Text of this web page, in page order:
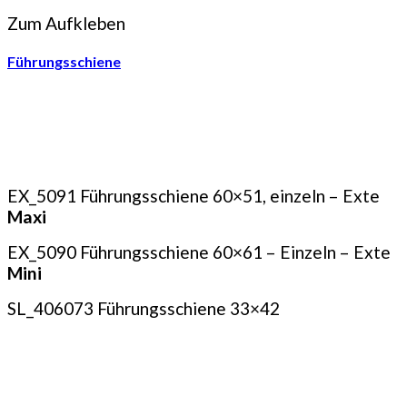
Zum Aufkleben
Führungsschiene
EX_5091 Führungsschiene 60×51, einzeln – Exte
Maxi
EX_5090 Führungsschiene 60×61 – Einzeln – Exte
Mini
SL_406073 Führungsschiene 33×42